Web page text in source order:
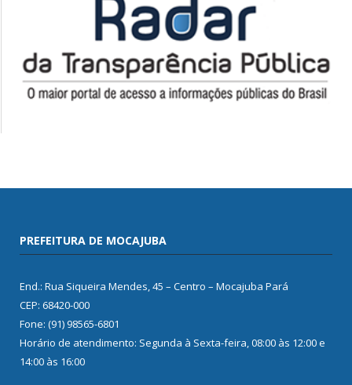
PREFEITURA DE MOCAJUBA
End.: Rua Siqueira Mendes, 45 – Centro – Mocajuba Pará
CEP: 68420-000
Fone: (91) 98565-6801
Horário de atendimento: Segunda à Sexta-feira, 08:00 às 12:00 e
14:00 às 16:00